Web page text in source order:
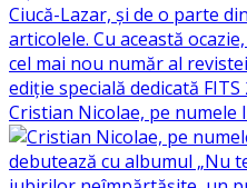
Cristian Nicolae, pe numele